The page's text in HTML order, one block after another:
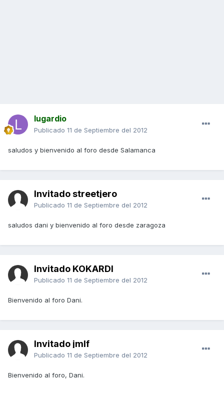
lugardio
Publicado 11 de Septiembre del 2012
saludos y bienvenido al foro desde Salamanca
Invitado streetjero
Publicado 11 de Septiembre del 2012
saludos dani y bienvenido al foro desde zaragoza
Invitado KOKARDI
Publicado 11 de Septiembre del 2012
Bienvenido al foro Dani.
Invitado jmlf
Publicado 11 de Septiembre del 2012
Bienvenido al foro, Dani.